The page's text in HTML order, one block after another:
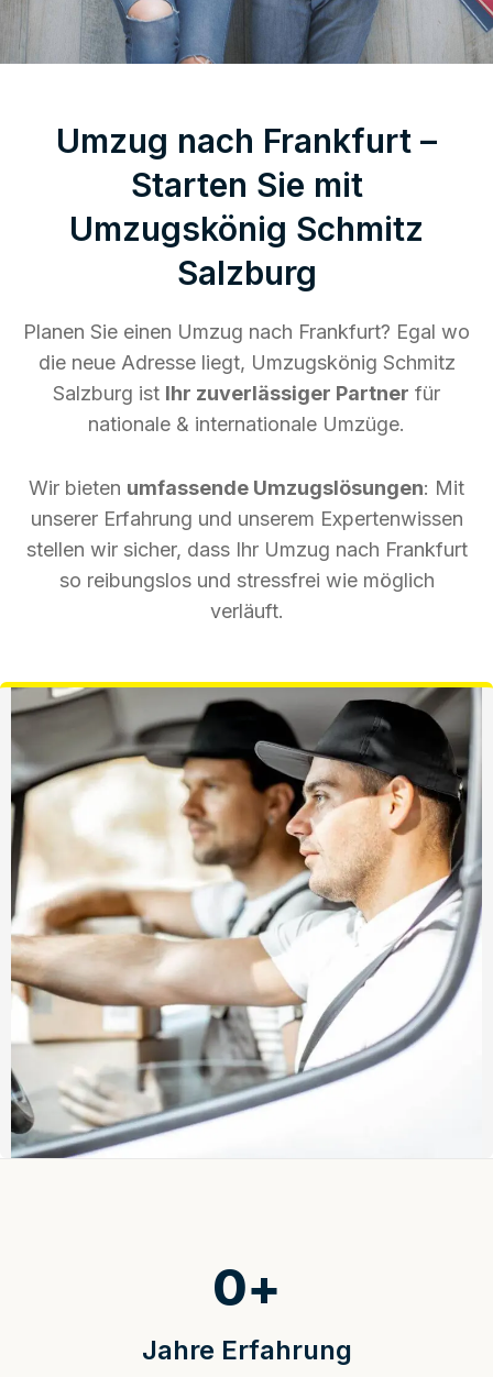
Umzug nach Frankfurt –
Starten Sie mit
Umzugskönig Schmitz
Salzburg
Planen Sie einen Umzug nach Frankfurt? Egal wo
die neue Adresse liegt, Umzugskönig Schmitz
Salzburg ist Ihr zuverlässiger Partner für
nationale & internationale Umzüge.
Wir bieten umfassende Umzugslösungen: Mit
unserer Erfahrung und unserem Expertenwissen
stellen wir sicher, dass Ihr Umzug nach Frankfurt
so reibungslos und stressfrei wie möglich
verläuft.
Jahre Erfahrung
0+